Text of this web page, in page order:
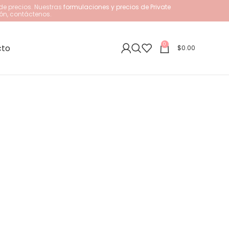
precios. Nuestras formulaciones y precios de Private
contáctenos.
0 $0.00